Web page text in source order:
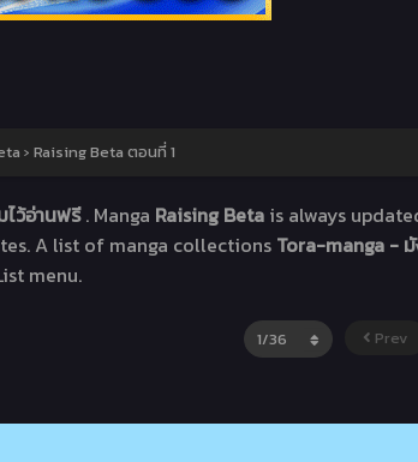
› Raising Beta ตอนที่ 1
ไว้อ่านฟรี. Manga Raising Beta is always
A list of manga collections Tora-manga - มั
menu.
Prev